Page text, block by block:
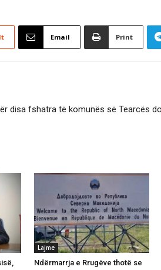
Email Print
disa fshatra të komunës së Tearcës
Lajme
Ndërmarrja e Rrugëve thotë se